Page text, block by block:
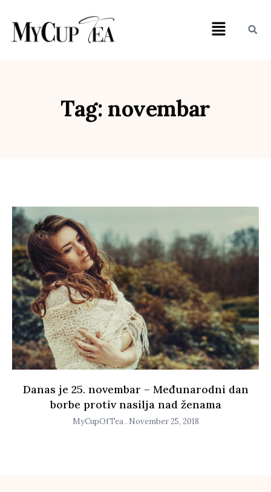
Tag: novembar
Danas je 25. novembar – Međunarodni dan
borbe protiv nasilja nad ženama
MyCupOfTea November 25, 2018